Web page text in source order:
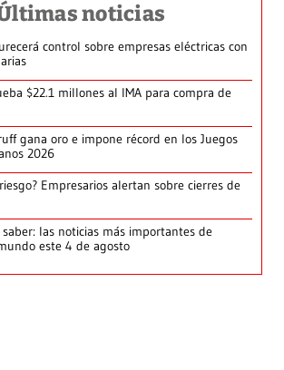
noticias
control sobre empresas eléctricas con
$22.1 millones al IMA para compra de
gana oro e impone récord en los Juegos
2026
Empresarios alertan sobre cierres de
las noticias más importantes de
este 4 de agosto